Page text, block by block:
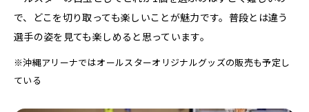
で、どこを切り取っても楽しいことが魅力です。普段とは違う
選手の姿を見ても楽しめると思っています。
※沖縄アリーナではオールスターオリジナルグッズの販売も予定し
ている